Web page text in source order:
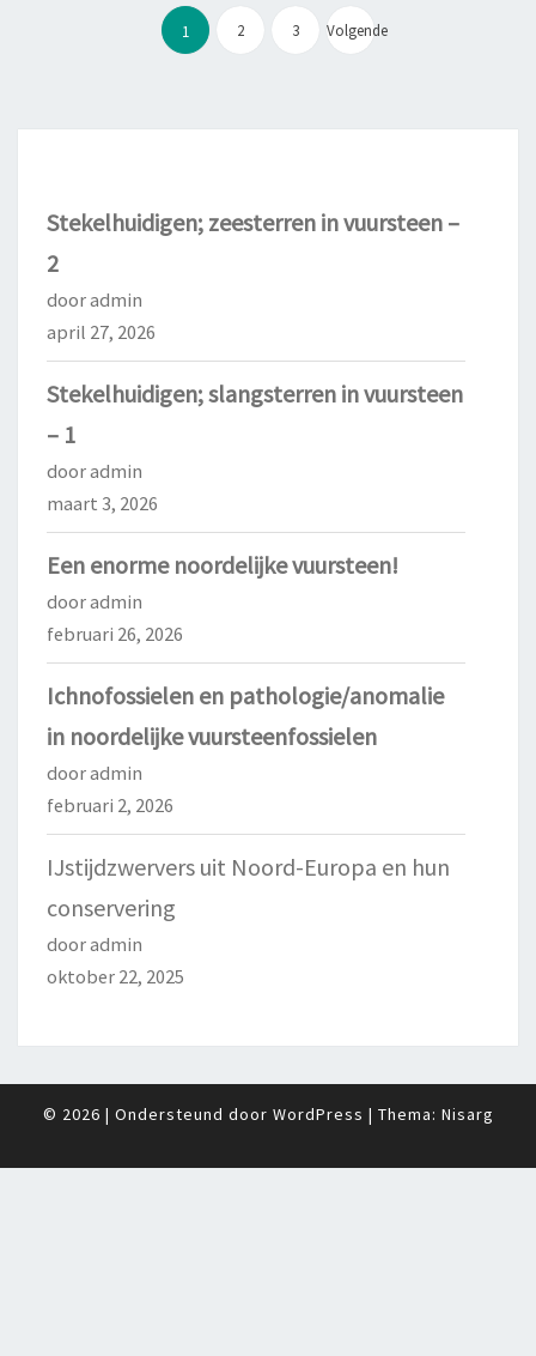
1 2 3 Volgende
Stekelhuidigen; zeesterren in vuursteen –
2
door admin
april 27, 2026
Stekelhuidigen; slangsterren in vuursteen
– 1
door admin
maart 3, 2026
Een enorme noordelijke vuursteen!
door admin
februari 26, 2026
Ichnofossielen en pathologie/anomalie
in noordelijke vuursteenfossielen
door admin
februari 2, 2026
IJstijdzwervers uit Noord-Europa en hun
conservering
door admin
oktober 22, 2025
© 2026 | Ondersteund door WordPress | Thema: Nisarg